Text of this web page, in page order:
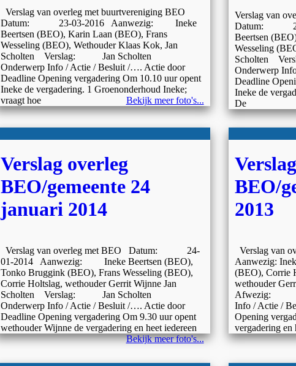
Verslag van overleg met buurtvereniging BEO
Datum: 23-03-2016 Aanwezig: Ineke
Beertsen (BEO), Karin Laan (BEO), Frans
Wesseling (BEO), Wethouder Klaas Kok, Jan
Scholten Verslag: Jan Scholten
Onderwerp Info / Actie / Besluit /…. Actie door
Deadline Opening vergadering Om 10.10 uur opent
Ineke de vergadering. 1 Groenonderhoud Ineke;
vraagt hoe
Bekijk meer foto's...
Verslag van
Datum:
Beertsen
Wesseling
Scholten
Onderwerp
Deadline
Ineke de
De
Verslag overleg
BEO/gemeente 24
januari 2014
Verslag van overleg met BEO Datum: 24-
01-2014 Aanwezig: Ineke Beertsen (BEO),
Tonko Bruggink (BEO), Frans Wesseling (BEO),
Corrie Holtslag, wethouder Gerrit Wijnne Jan
Scholten Verslag: Jan Scholten
Onderwerp Info / Actie / Besluit /…. Actie door
Deadline Opening vergadering Om 9.30 uur opent
wethouder Wijnne de vergadering en heet iedereen
Bekijk meer foto's...
BEO/
2013
Verslag van
Aanwezig:
(BEO), Corrie
wethouder
Afwezig:
Info / Actie /
Opening
vergadering en